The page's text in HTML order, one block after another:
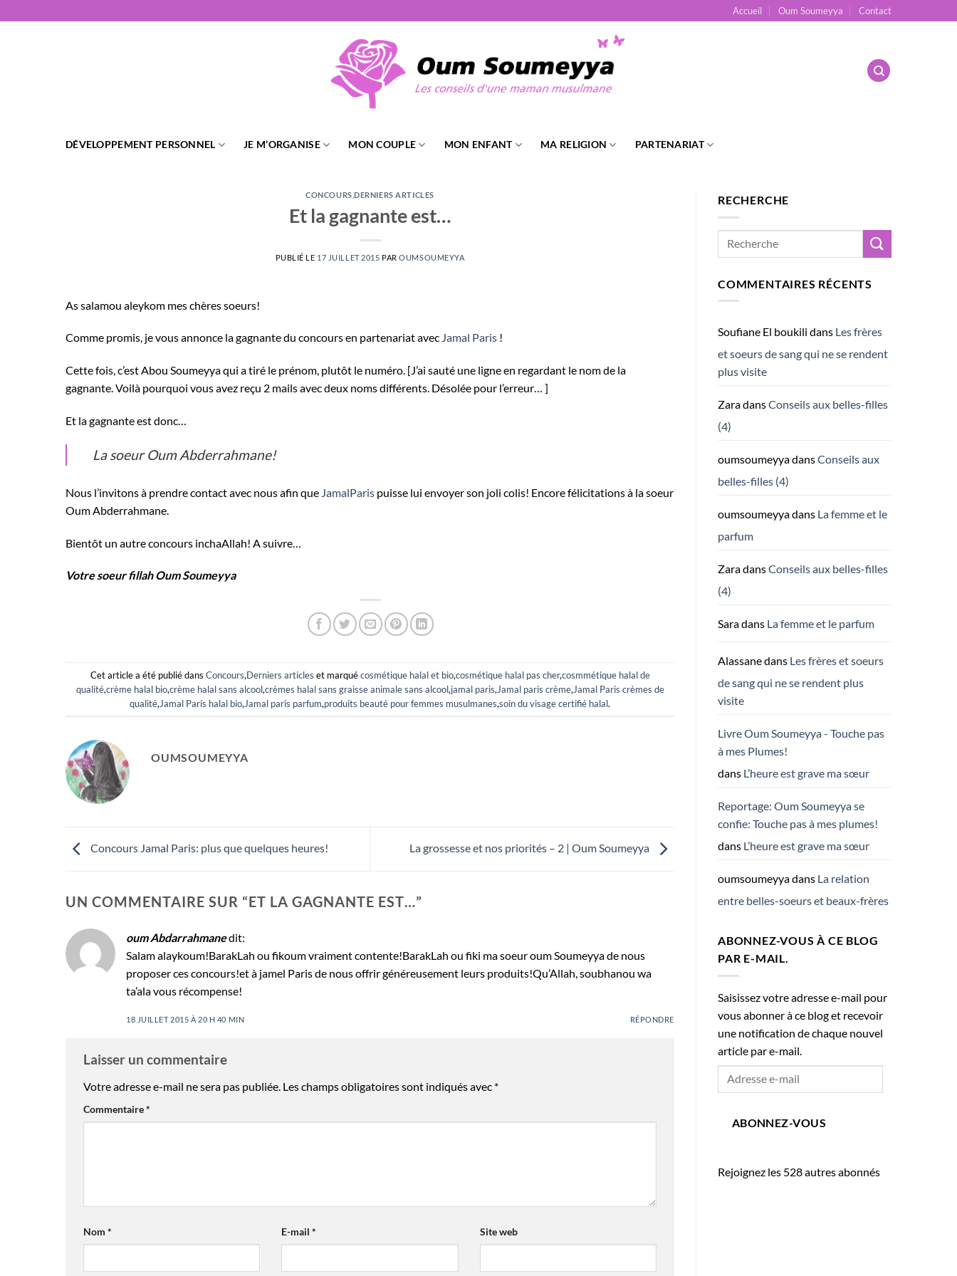
au
Accueil Oum Soumeyya Contact
DÉVELOPPEMENT PERSONNEL JE M’ORGANISE MON COUPLE MON ENFANT MA RELIGION PARTENARIAT
CONCOURS ,DERNIERS ARTICLES
Et la gagnante est…
PUBLIÉ LE 17 JUILLET 2015 PAROUMSOUMEYYA
As salamou aleykom mes chères soeurs!
Comme promis, je vous annonce la gagnante du concours en partenariat avec Jamal Paris !
Cette fois, c’est Abou Soumeyya qui a tiré le prénom, plutôt le numéro. [J’ai sauté une ligne en regardant le nom de la
gagnante. Voilà pourquoi vous avez reçu 2 mails avec deux noms différents. Désolée pour l’erreur… ]
Et la gagnante est donc…
La soeur Oum Abderrahmane!
Nous l’invitons à prendre contact avec nous afin que JamalParis puisse lui envoyer son joli colis! Encore félicitations à la soeur
Oum Abderrahmane.
Bientôt un autre concours inchaAllah! A suivre…
Votre soeur fillah Oum Soumeyya
Cet article a été publié dans Concours,Derniers articles et marquécosmétique halal et bio,cosmétique halal pas cher,cosmmétique halal de
qualité,crème halal bio,crème halal sans alcool,crèmes halal sans graisse animale sans alcool,jamal paris,Jamal paris crème,Jamal Paris crèmes de
qualité,Jamal Paris halal bio,Jamal paris parfum,produits beauté pour femmes musulmanes,soin du visage certifié halal.
OUMSOUMEYYA
Concours Jamal Paris: plus que quelques heures! La grossesse et nos priorités – 2 | Oum Soumeyya
UN COMMENTAIRE SUR “ET LA GAGNANTE EST…”
oum Abdarrahmanedit:
Salam alaykoum!BarakLah ou fikoum vraiment contente!BarakLah ou fiki ma soeur oum Soumeyya de nous
proposer ces concours!et à jamel Paris de nous offrir généreusement leurs produits!Qu’Allah, soubhanou wa
ta’ala vous récompense!
18 JUILLET 2015 À 20 H 40 MIN RÉPONDRE
Laisser un commentaire
Votre adresse e-mail ne sera pas publiée. Les champs obligatoires sont indiqués avec *
Commentaire*
Nom * E-mail* Site web
RECHERCHE
COMMENTAIRES RÉCENTS
Soufiane El boukili dans Les frères
et soeurs de sang qui ne se rendent
plus visite
ZaradansConseils aux belles-filles
(4)
oumsoumeyyadansConseils aux
belles-filles (4)
oumsoumeyyadans La femme et le
parfum
ZaradansConseils aux belles-filles
(4)
Saradans La femme et le parfum
Alassanedans Les frères et soeurs
de sang qui ne se rendent plus
visite
Livre Oum Soumeyya - Touche pas
à mes Plumes!
dans L’heure est grave ma sœur
Reportage: Oum Soumeyya se
confie: Touche pas à mes plumes!
dans L’heure est grave ma sœur
oumsoumeyyadans La relation
entre belles-soeurs et beaux-frères
ABONNEZ-VOUS À CE BLOG
PAR E-MAIL.
Saisissez votre adresse e-mail pour
vous abonner à ce blog et recevoir
une notification de chaque nouvel
article par e-mail.
Adresse
ABONNEZ-VOUS
Rejoignez les 528 autres abonnés